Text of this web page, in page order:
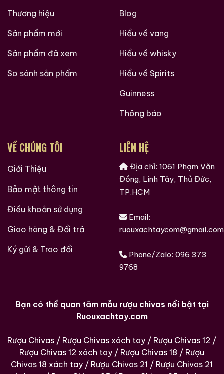
trước.
Hộp gỗ sang trọng, khóa kim loại, phù hợp trưng
Ưu điểm của Hoàng Tửu 20 năm:
Màu hổ phách đậm sang trọng.
Mùi thơm chín ngọt, có chiều sâu (mật ong, gỗ, hạt
rang, trái cây khô).
Vị mềm, dịu, độ ngọt tự nhiên rõ rệt và hậu vị kéo
dài.
tĩnh lạnh đến ấm nóng.
Vùng:Thiệu Hưng (Shaoxing), tỉnh Chiết Giang
Loại rượu:Hoàng tửu / Shaoxing Wine (không phải
whisky)
Thương hiệu
Sản phẩm mới
Sản phẩm đã xem
So sánh sản phẩm
Blog
Hiểu về vang
Hiểu về whisky
Hiểu về Spirits
Guinness
Thông báo
VỀ CHÚNG TÔI
Giới Thiệu
Bảo mật thông tin
Điều khoản sử dụng
Giao hàng & Đổi trả
Ký gửi & Trao đổi
LIÊN HỆ
Địa chỉ: 1061 Phạm Văn
Đồng, Linh Tây, Thủ Đức,
TP.HCM
Email:
ruouxachtaycom@gmail.com
Phone/Zalo: 096 373
9768
Bạn có thể quan tâm mẫu rượu chivas nổi bật tại
Ruouxachtay.com
Rượu Chivas / Rượu Chivas xách tay / Rượu Chivas 12 /
Rượu Chivas 12 xách tay / Rượu Chivas 18 / Rượu
Chivas 18 xách tay / Rượu Chivas 21 / Rượu Chivas 21